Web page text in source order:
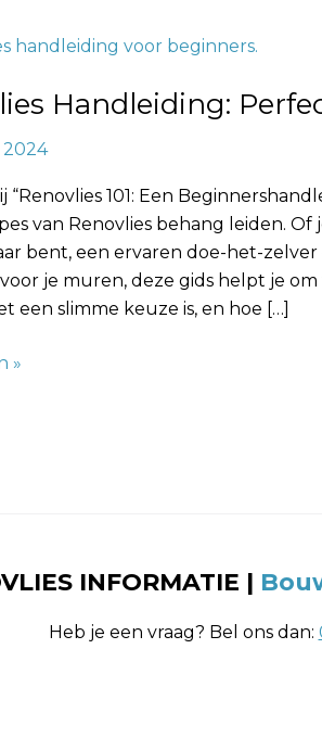
Handleiding:
2024
“Renovlies 101: Een
van Renovlies behang leiden.
bent, een ervaren doe-het-
je muren, deze gids helpt je
een slimme keuze is, en hoe […]
»
INFORMATIE |
Heb je een vraag? Bel ons dan: